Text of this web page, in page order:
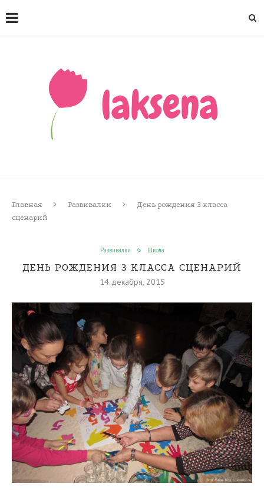
Главная Развивалки
День рождения 3 класса
сценарий
Развивалки Школа
ДЕНЬ РОЖДЕНИЯ 3 КЛАССА СЦЕНАРИЙ
14 декабря, 2015